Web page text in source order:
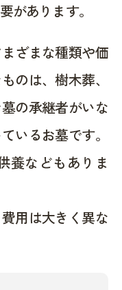
があります。
ざまな種類や価
のは、樹木葬、
の承継者がいな
いるお墓です。
養などもありま
用は大きく異な